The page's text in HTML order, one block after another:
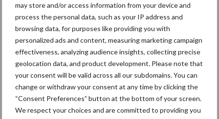
may store and/or access information from your device and
process the personal data, such as your IP address and
browsing data, for purposes like providing you with
personalized ads and content, measuring marketing campaign
effectiveness, analyzing audience insights, collecting precise
geolocation data, and product development. Please note that
your consent will be valid across all our subdomains. You can
change or withdraw your consent at any time by clicking the
“Consent Preferences” button at the bottom of your screen.
We respect your choices and are committed to providing you
kan paloxen met een lengte tussen 1,6 meter en 2,4 meter vullen.
Hij heeft een capaciteit van 75 ton per uur, wat overeenkomt met
ongeveer één kist per minuut, afhankelijk van de grootte van de
palox. Om schade te beperken, is de valhoogte steeds minimaal.
De lijn kan continu draaien: er is een buffercapaciteit voorzien
aangesloten op andere transportbanden en kan hij de lijn
automatisch vertragen voor extra buffercapaciteit.”
“De Mamba transportband is feite het nieuwe model van onze